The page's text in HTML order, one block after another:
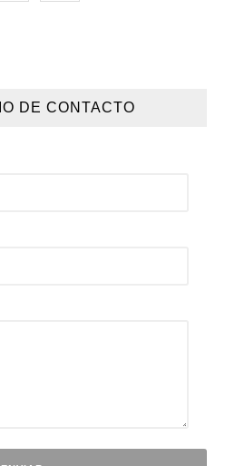
DE CONTACTO